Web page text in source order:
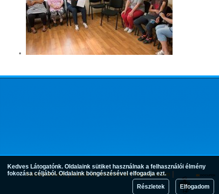
Impresszum
Jogok és feltételek
Adatvédelem
Kedves Látogatónk. Oldalaink sütiket használnak a felhasználói élmény
fokozása céljából. Oldalaink böngészésével elfogadja ezt.
Részletek
Elfogadom